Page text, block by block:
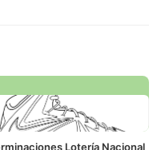
Lotería Nacional